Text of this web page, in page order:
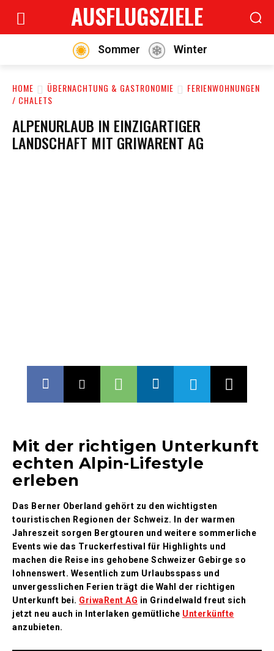
AUSFLUGSZIELE
Sommer Winter
HOME ÜBERNACHTUNG & GASTRONOMIE
FERIENWOHNUNGEN
/ CHALETS
ALPENURLAUB IN EINZIGARTIGER
LANDSCHAFT MIT GRIWARENT AG
Mit der richtigen Unterkunft
echten Alpin-Lifestyle
erleben
Das Berner Oberland gehört zu den wichtigsten
touristischen Regionen der Schweiz. In der warmen
Jahreszeit sorgen Bergtouren und weitere sommerliche
Events wie das Truckerfestival für Highlights und
machen die Reise ins gehobene Schweizer Gebirge so
lohnenswert. Wesentlich zum Urlaubsspass und
unvergesslichen Ferien trägt die Wahl der richtigen
Unterkunft bei. GriwaRent AG in Grindelwald freut sich
jetzt neu auch in Interlaken gemütliche Unterkünfte
anzubieten.